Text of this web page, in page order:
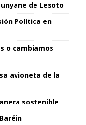
de Lesoto
Política en
o cambiamos
avioneta de la
sostenible